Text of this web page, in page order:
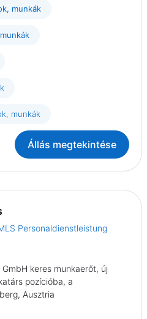
munkák
munkák
Állás megtekintése
Personaldienstleistung
keres munkaerőt, új
pozícióba, a
Ausztria